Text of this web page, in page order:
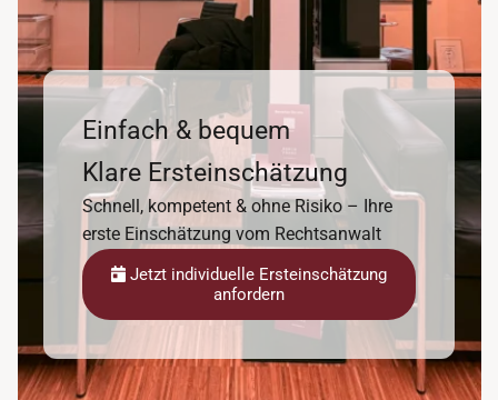
Einfach & bequem
Klare Ersteinschätzung
Schnell, kompetent & ohne Risiko – Ihre
erste Einschätzung vom Rechtsanwalt
Jetzt individuelle Ersteinschätzung
anfordern